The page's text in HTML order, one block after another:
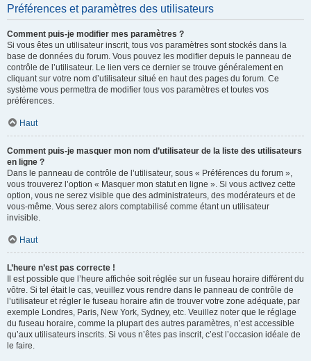
Préférences et paramètres des utilisateurs
Comment puis-je modifier mes paramètres ?
Si vous êtes un utilisateur inscrit, tous vos paramètres sont stockés dans la
base de données du forum. Vous pouvez les modifier depuis le panneau de
contrôle de l’utilisateur. Le lien vers ce dernier se trouve généralement en
cliquant sur votre nom d’utilisateur situé en haut des pages du forum. Ce
système vous permettra de modifier tous vos paramètres et toutes vos
préférences.
Haut
Comment puis-je masquer mon nom d’utilisateur de la liste des utilisateurs
en ligne ?
Dans le panneau de contrôle de l’utilisateur, sous « Préférences du forum »,
vous trouverez l’option « Masquer mon statut en ligne ». Si vous activez cette
option, vous ne serez visible que des administrateurs, des modérateurs et de
vous-même. Vous serez alors comptabilisé comme étant un utilisateur
invisible.
Haut
L’heure n’est pas correcte !
Il est possible que l’heure affichée soit réglée sur un fuseau horaire différent du
vôtre. Si tel était le cas, veuillez vous rendre dans le panneau de contrôle de
l’utilisateur et régler le fuseau horaire afin de trouver votre zone adéquate, par
exemple Londres, Paris, New York, Sydney, etc. Veuillez noter que le réglage
du fuseau horaire, comme la plupart des autres paramètres, n’est accessible
qu’aux utilisateurs inscrits. Si vous n’êtes pas inscrit, c’est l’occasion idéale de
le faire.